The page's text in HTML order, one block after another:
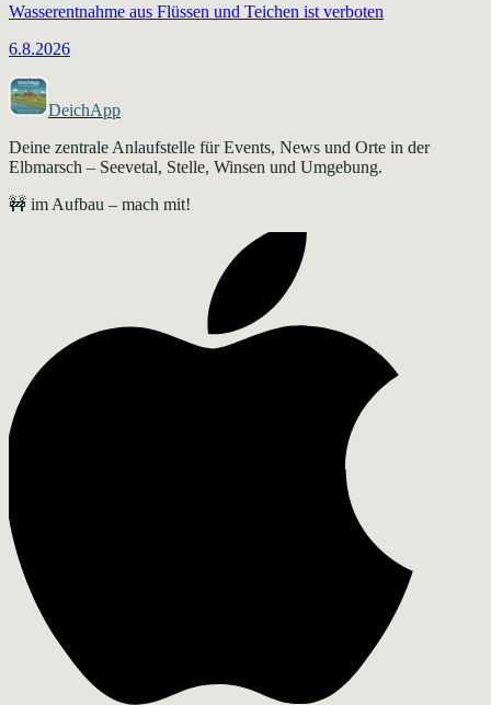
Wasserentnahme aus Flüssen und Teichen ist verboten
6.8.2026
DeichApp
Deine zentrale Anlaufstelle für Events, News und Orte in der
Elbmarsch – Seevetal, Stelle, Winsen und Umgebung.
🚧 im Aufbau – mach mit!